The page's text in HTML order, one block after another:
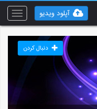
Toggle
آپلود ویدیو
دنبال کردن